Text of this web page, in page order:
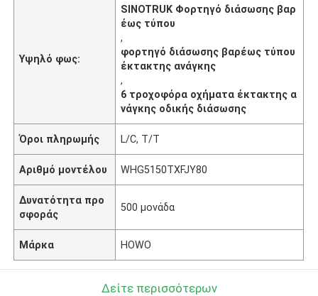
Υψηλό φως:
SINOTRUK Φορτηγό διάσωσης βαρ
έως τύπου
,
φορτηγό διάσωσης βαρέως τύπου
έκτακτης ανάγκης
,
6 τροχοφόρα οχήματα έκτακτης α
νάγκης οδικής διάσωσης
Όροι πληρωμής L/C, T/T
Αριθμό μοντέλου WHG5150TXFJY80
Δυνατότητα προ
σφοράς
500 μονάδα
Μάρκα HOWO
Δείτε περισσότερων